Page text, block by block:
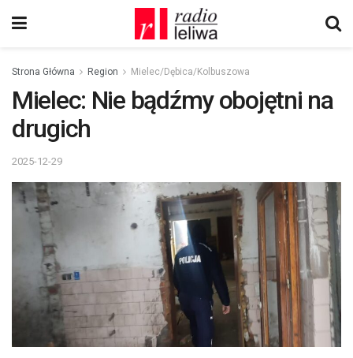
Strona Główna Region Mielec/Dębica/Kolbuszowa
Mielec: Nie bądźmy obojętni na
drugich
2025-12-29